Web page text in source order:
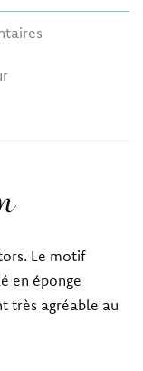
Le motif
en éponge
très agréable au